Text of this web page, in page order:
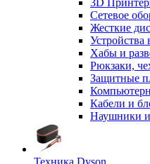
3D
Сетевое
Жесткие
Устройства
Хабы и
Рюкзаки,
Защитные
Кабели и
Наушники
Техника Dyson